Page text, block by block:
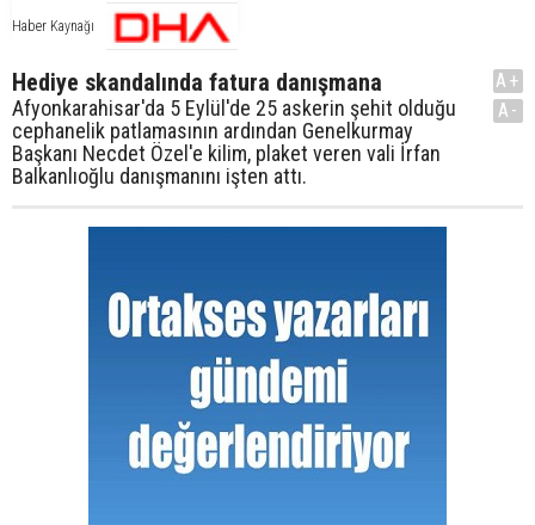
Haber Kaynağı
Hediye skandalında fatura danışmana
Afyonkarahisar'da 5 Eylül'de 25 askerin şehit olduğu
cephanelik patlamasının ardından Genelkurmay
Başkanı Necdet Özel'e kilim, plaket veren vali İrfan
Balkanlıoğlu danışmanını işten attı.
A+
A-